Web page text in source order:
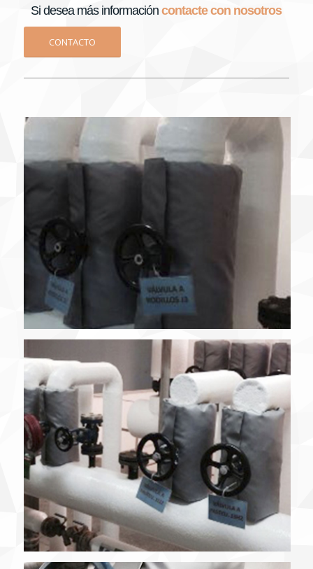
Si desea más información contacte con nosotros
CONTACTO